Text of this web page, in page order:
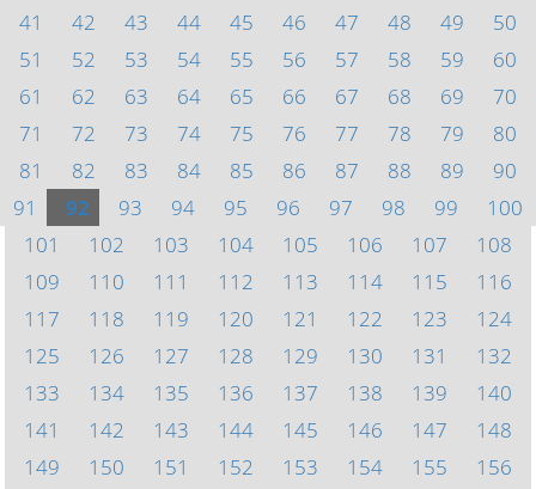
41
42 43 44 45 46 47 48 49
50
51
52 53 54 55 56 57 58 59
60
61
62 63 64 65 66 67 68 69
70
71
72 73 74 75 76 77 78 79
80
81
82 83 84 85 86 87 88 89
90
91
92 93 94 95 96 97 98 99
100
101
102 103 104 105 106 107
108
109
110 111 112 113 114 115
116
117
118 119 120 121 122 123
124
125
126 127 128 129 130 131
132
133
134 135 136 137 138 139
140
141
142 143 144 145 146 147
148
149
150 151 152 153 154 155
156